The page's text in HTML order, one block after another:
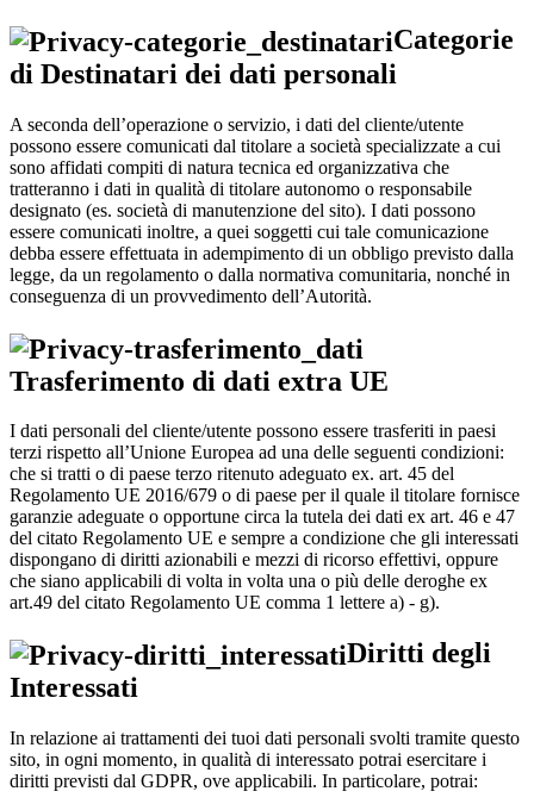
Categorie
di Destinatari dei dati personali
A seconda dell’operazione o servizio, i dati del cliente/utente
possono essere comunicati dal titolare a società specializzate a cui
sono affidati compiti di natura tecnica ed organizzativa che
tratteranno i dati in qualità di titolare autonomo o responsabile
designato (es. società di manutenzione del sito). I dati possono
essere comunicati inoltre, a quei soggetti cui tale comunicazione
debba essere effettuata in adempimento di un obbligo previsto dalla
legge, da un regolamento o dalla normativa comunitaria, nonché in
conseguenza di un provvedimento dell’Autorità.
Trasferimento di dati extra UE
I dati personali del cliente/utente possono essere trasferiti in paesi
terzi rispetto all’Unione Europea ad una delle seguenti condizioni:
che si tratti o di paese terzo ritenuto adeguato ex. art. 45 del
Regolamento UE 2016/679 o di paese per il quale il titolare fornisce
garanzie adeguate o opportune circa la tutela dei dati ex art. 46 e 47
del citato Regolamento UE e sempre a condizione che gli interessati
dispongano di diritti azionabili e mezzi di ricorso effettivi, oppure
che siano applicabili di volta in volta una o più delle deroghe ex
art.49 del citato Regolamento UE comma 1 lettere a) - g).
Diritti degli
Interessati
In relazione ai trattamenti dei tuoi dati personali svolti tramite questo
sito, in ogni momento, in qualità di interessato potrai esercitare i
diritti previsti dal GDPR, ove applicabili. In particolare, potrai: